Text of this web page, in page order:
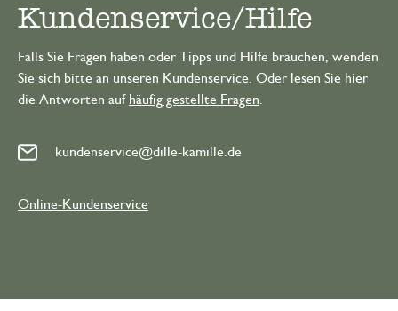
Kundenservice/Hilfe
Falls Sie Fragen haben oder Tipps und Hilfe brauchen, wenden
Sie sich bitte an unseren Kundenservice. Oder lesen Sie hier
die Antworten auf häufig gestellte Fragen
kundenservice@dille-kamille.de
Online-Kundenservice